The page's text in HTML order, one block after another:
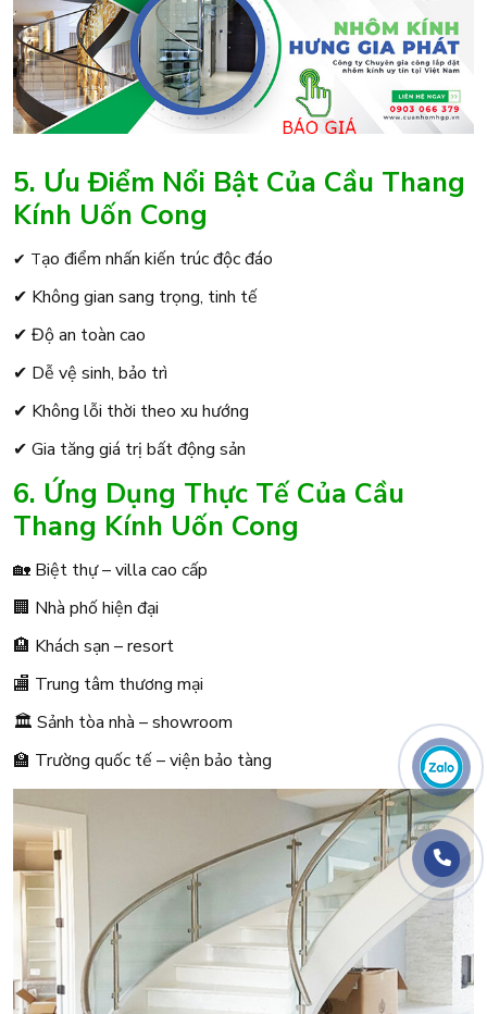
5. Ưu Điểm Nổi Bật Của Cầu Thang
Kính Uốn Cong
✔ Tạo điểm nhấn kiến trúc độc đáo
✔ Không gian sang trọng, tinh tế
✔ Độ an toàn cao
✔ Dễ vệ sinh, bảo trì
✔ Không lỗi thời theo xu hướng
✔ Gia tăng giá trị bất động sản
6. Ứng Dụng Thực Tế Của Cầu
Thang Kính Uốn Cong
🏡 Biệt thự – villa cao cấp
🏢 Nhà phố hiện đại
🏨 Khách sạn – resort
🏬 Trung tâm thương mại
🏛 Sảnh tòa nhà – showroom
🏫 Trường quốc tế – viện bảo tàng